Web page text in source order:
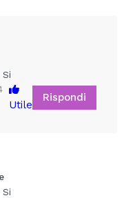
foto
Immaginalo...
Si
Utile
Rispondi
Si